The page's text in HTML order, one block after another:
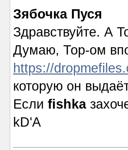
Зябочка Пуся
Здравствуйте. А
Думаю, Тор-ом
https://
которую он
Если fishka
kD'A